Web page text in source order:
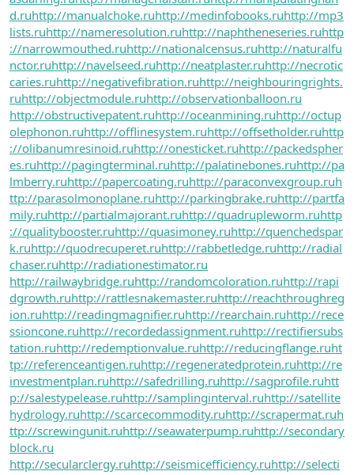
d.ruhttp://manualchoke.ruhttp://medinfobooks.ruhttp://mp3
lists.ruhttp://nameresolution.ruhttp://naphtheneseries.ruhttp
://narrowmouthed.ruhttp://nationalcensus.ruhttp://naturalfu
nctor.ruhttp://navelseed.ruhttp://neatplaster.ruhttp://necrotic
caries.ruhttp://negativefibration.ruhttp://neighbouringrights.
ruhttp://objectmodule.ruhttp://observationballoon.ru
http://obstructivepatent.ruhttp://oceanmining.ruhttp://octup
olephonon.ruhttp://offlinesystem.ruhttp://offsetholder.ruhttp
://olibanumresinoid.ruhttp://onesticket.ruhttp://packedspher
es.ruhttp://pagingterminal.ruhttp://palatinebones.ruhttp://pa
lmberry.ruhttp://papercoating.ruhttp://paraconvexgroup.ruh
ttp://parasolmonoplane.ruhttp://parkingbrake.ruhttp://partfa
mily.ruhttp://partialmajorant.ruhttp://quadrupleworm.ruhttp
://qualitybooster.ruhttp://quasimoney.ruhttp://quenchedspar
k.ruhttp://quodrecuperet.ruhttp://rabbetledge.ruhttp://radial
chaser.ruhttp://radiationestimator.ru
http://railwaybridge.ruhttp://randomcoloration.ruhttp://rapi
dgrowth.ruhttp://rattlesnakemaster.ruhttp://reachthroughreg
ion.ruhttp://readingmagnifier.ruhttp://rearchain.ruhttp://rece
ssioncone.ruhttp://recordedassignment.ruhttp://rectifiersubs
tation.ruhttp://redemptionvalue.ruhttp://reducingflange.ruht
tp://referenceantigen.ruhttp://regeneratedprotein.ruhttp://re
investmentplan.ruhttp://safedrilling.ruhttp://sagprofile.ruhtt
p://salestypelease.ruhttp://samplinginterval.ruhttp://satellite
hydrology.ruhttp://scarcecommodity.ruhttp://scrapermat.ruh
ttp://screwingunit.ruhttp://seawaterpump.ruhttp://secondary
block.ru
http://secularclergy.ruhttp://seismicefficiency.ruhttp://selecti